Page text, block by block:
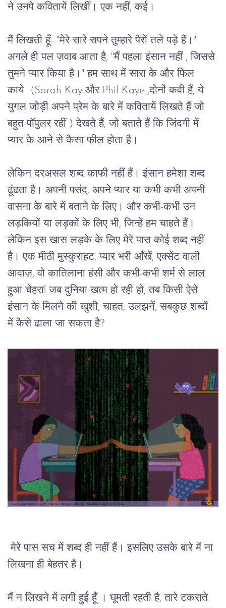
ने उनपे कवितायें लिखीं। एक नहीं, कई।
मैं लिखती हूँ- "मेरे सारे सपने तुम्हारे पैरों तले पड़े हैं।"
अगले ही पल ज़वाब आता है, "मैं पहला इंसान नहीं , जिससे
तुमने प्यार किया है।" हम साथ में सारा के और फिल
काये  (Sarah Kay और Phil Kaye ,दोनों कवी हैं, ये
युगल जोड़ी अपने प्रेम के बारे में कवितायें लिखते हैं जो
बहुत पॉपुलर रहीं ) देखते हैं, जो बताते हैं कि जिंदगी में
प्यार के आने से कैसा फील होता है।
लेकिन दरअसल शब्द काफी नहीं हैं। इंसान हमेशा शब्द
ढूंढता है। अपनी पसंद, अपने प्यार या कभी कभी अपनी
वासना के बारे में बताने के लिए। और कभी-कभी उन
लड़कियों या लड़कों के लिए भी, जिन्हें हम चाहते हैं।
लेकिन इस खास लड़के के लिए मेरे पास कोई शब्द नहीं
है। एक मीठी मुस्कुराहट, प्यार भरी आँखें, एक्सेंट वाली
आवाज़, वो कातिलाना हंसी और कभी-कभी शर्म से लाल
हुआ चेहरा! जब दुनिया खत्म हो रही हो, तब किसी ऐसे
इंसान के मिलने की खुशी, चाहत, उलझनें, सबकुछ शब्दों
में कैसे ढाला जा सकता है?
मेरे पास सच में शब्द ही नहीं हैं। इसलिए उसके बारे में ना
लिखना ही बेहतर है।
मैं न लिखने में लगी हुई हूँ । घूमती रहती है, तारे टकराते